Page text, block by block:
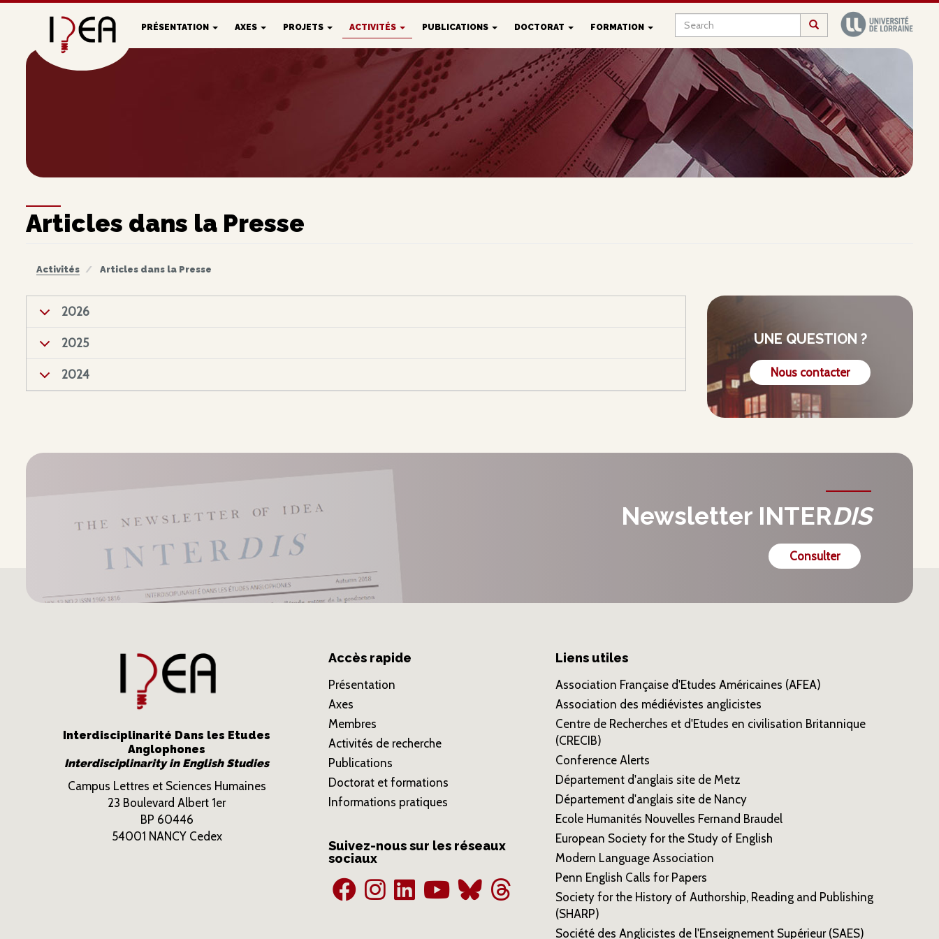
principal
Search Search
MAIN
PRÉSENTATION AXES PROJETS ACTIVITÉS PUBLICATIONS DOCTORAT FORMATION
Articles dans la Presse
Activités Articles dans la Presse
2026
2025
2024
UNE QUESTION ?
Nous contacter
Newsletter INTERDIS
Consulter
Interdisciplinarité Dans les Etudes
Anglophones
Interdisciplinarity in English Studies
Campus Lettres et Sciences Humaines
23 Boulevard Albert 1er
BP 60446
54001 NANCY Cedex
Accès rapide
Présentation
Axes
Membres
Activités de recherche
Publications
Doctorat et formations
Informations pratiques
Suivez-nous sur les réseaux
sociaux
Liens utiles
Association Française d'Etudes Américaines (AFEA)
Association des médiévistes anglicistes
Centre de Recherches et d'Etudes en civilisation Britannique
(CRECIB)
Conference Alerts
Département d'anglais site de Metz
Département d'anglais site de Nancy
Ecole Humanités Nouvelles Fernand Braudel
European Society for the Study of English
Modern Language Association
Penn English Calls for Papers
Society for the History of Authorship, Reading and Publishing
(SHARP)
Société des Anglicistes de l'Enseignement Supérieur (SAES)